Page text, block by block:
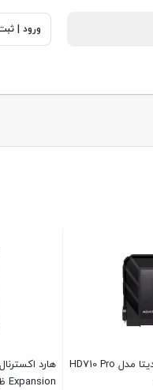
ورود |
هارد اکسترنال ای دیتا مدل HD710 Pro
هارد
Expansion ظرفیت یک ترابایت